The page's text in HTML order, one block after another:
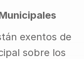
exentos de
sobre los